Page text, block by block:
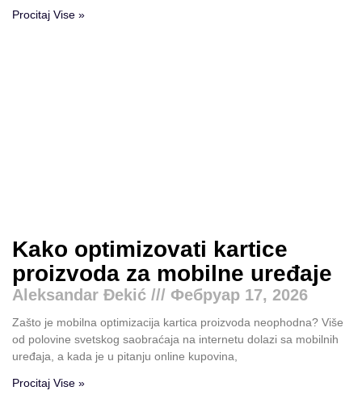
Procitaj Vise »
Kako optimizovati kartice
proizvoda za mobilne uređaje
Aleksandar Đekić Фебруар 17, 2026
Zašto je mobilna optimizacija kartica proizvoda neophodna? Više
od polovine svetskog saobraćaja na internetu dolazi sa mobilnih
uređaja, a kada je u pitanju online kupovina,
Procitaj Vise »